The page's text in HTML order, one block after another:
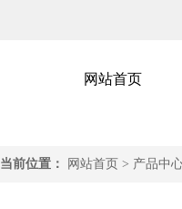
网站首页
当前位置： 网站首页 > 产品中